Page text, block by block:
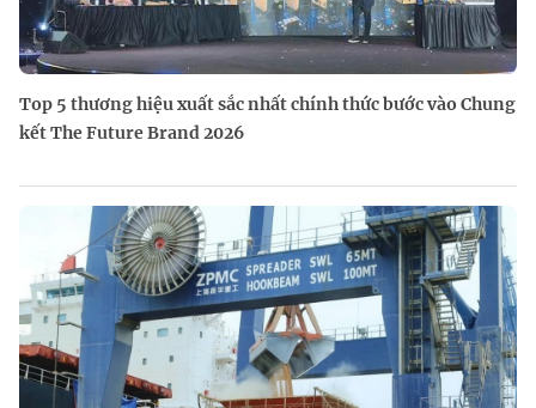
Top 5 thương hiệu xuất sắc nhất chính thức bước vào Chung
kết The Future Brand 2026